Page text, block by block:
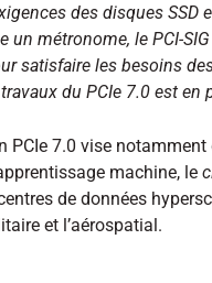
des disques
un métronome, le PCI-
satisfaire les besoins
du PCIe 7.0 est en
PCIe 7.0 vise
machine, le
de données
et l’aérospatial.